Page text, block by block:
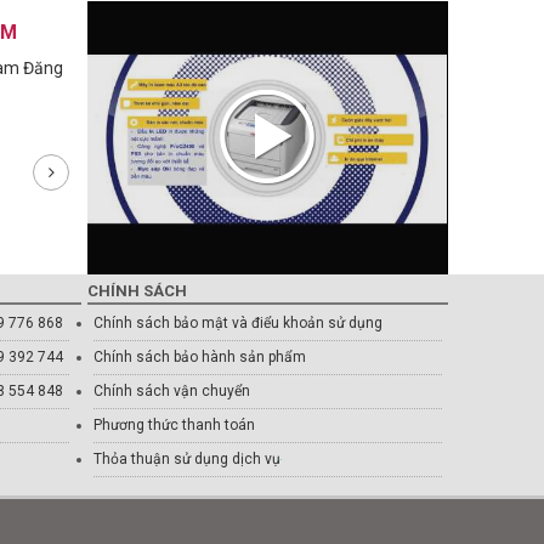
Đăng
776 868
392 744
554 848
CHÍNH SÁCH
Chính sách bảo mật và điểu khoản sử dụng
Chính sách bảo hành sản phẩm
Chính sách vận chuyển
Phương thức thanh toán
Thỏa thuận sử dụng dịch vụ